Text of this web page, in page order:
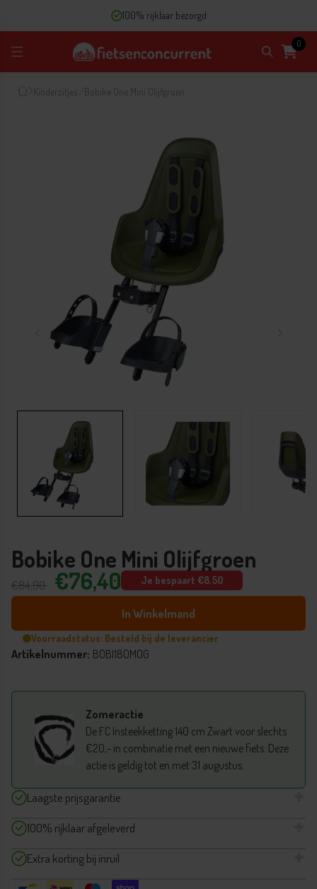
100% rijklaar bezorgd
0
Kinderzitjes Bobike One Mini Olijfgroen
Bobike One Mini Olijfgroen
€84,90 €76,40 Je bespaart €8,50
In Winkelmand
Voorraadstatus: Besteld bij de leverancier
Artikelnummer: BOBI18OMOG
Zomeractie
De FC Insteekketting 140 cm Zwart voor slechts
€20,- in combinatie met een nieuwe fiets. Deze
actie is geldig tot en met 31 augustus.
Laagste prijsgarantie
100% rijklaar afgeleverd
Extra korting bij inruil